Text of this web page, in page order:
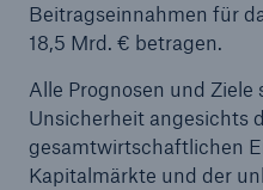
Beitragseinnahmen für
18,5 Mrd. € betragen.
Alle Prognosen und
Unsicherheit angesichts
gesamtwirtschaftlichen
Kapitalmärkte und der